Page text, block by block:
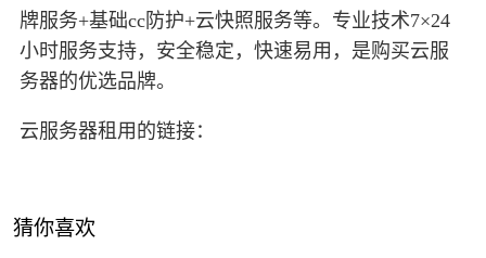
牌服务+基础cc防护+云快照服务等。专业技术7×24
小时服务支持，安全稳定，快速易用，是购买云服
务器的优选品牌。
云服务器租用的链接：
猜你喜欢